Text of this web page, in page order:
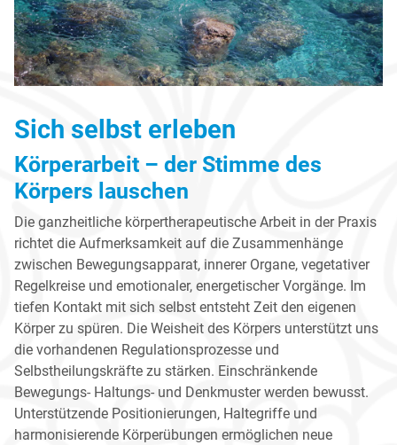
Sich selbst erleben
Körperarbeit – der Stimme des
Körpers lauschen
Die ganzheitliche körpertherapeutische Arbeit in der Praxis
richtet die Aufmerksamkeit auf die Zusammenhänge
zwischen Bewegungsapparat, innerer Organe, vegetativer
Regelkreise und emotionaler, energetischer Vorgänge. Im
tiefen Kontakt mit sich selbst entsteht Zeit den eigenen
Körper zu spüren. Die Weisheit des Körpers unterstützt uns
die vorhandenen Regulationsprozesse und
Selbstheilungskräfte zu stärken. Einschränkende
Bewegungs- Haltungs- und Denkmuster werden bewusst.
Unterstützende Positionierungen, Haltegriffe und
harmonisierende Körperübungen ermöglichen neue